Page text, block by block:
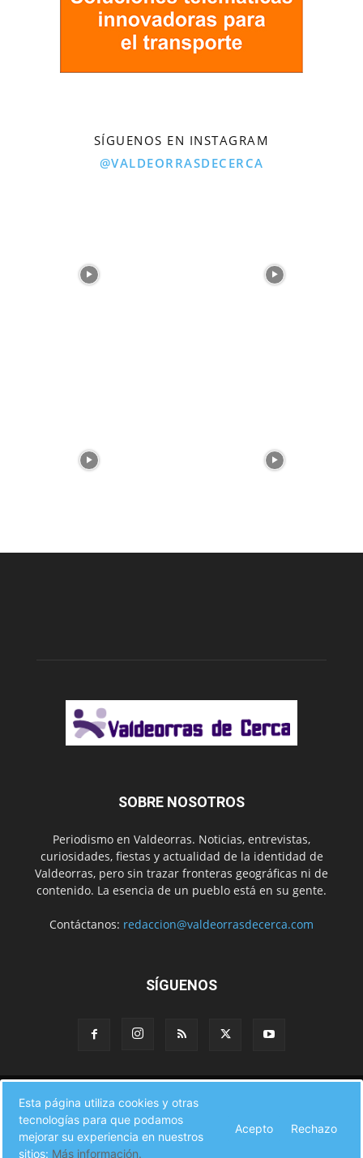
SÍGUENOS EN INSTAGRAM
@VALDEORRASDECERCA
SOBRE NOSOTROS
Periodismo en Valdeorras. Noticias, entrevistas,
curiosidades, fiestas y actualidad de la identidad de
Valdeorras, pero sin trazar fronteras geográficas ni de
contenido. La esencia de un pueblo está en su gente.
Contáctanos: redaccion@valdeorrasdecerca.com
SÍGUENOS
A pie de calle
Fiestas Eventos Cultura
CAMINO DE INVIERNO
Agenda Comercial Sucesos Contacto
Esta página utiliza cookies y otras
tecnologías para que podamos
mejorar su experiencia en nuestros
sitios: Más información.
Acepto Rechazo